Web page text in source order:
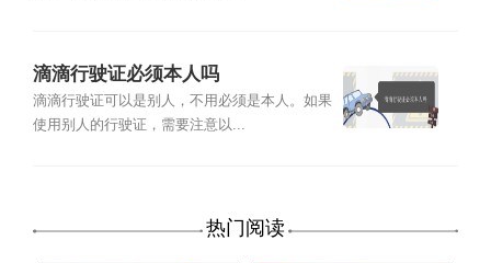
滴滴行驶证必须本人吗
滴滴行驶证可以是别人，不用必须是本人。如果
使用别人的行驶证，需要注意以...
热门阅读